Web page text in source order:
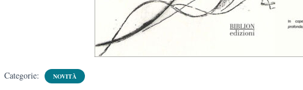
Categorie: NOVITÀ